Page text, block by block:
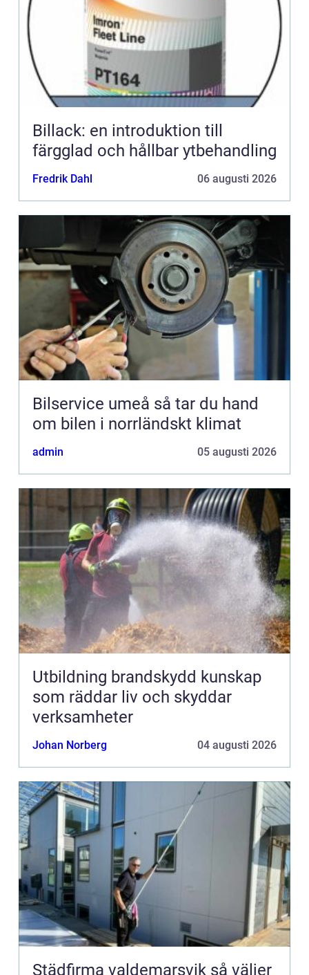
Billack: en introduktion till
färgglad och hållbar ytbehandling
Fredrik Dahl 06 augusti 2026
Bilservice umeå så tar du hand
om bilen i norrländskt klimat
admin 05 augusti 2026
Utbildning brandskydd kunskap
som räddar liv och skyddar
verksamheter
Johan Norberg 04 augusti 2026
Städfirma valdemarsvik så väljer